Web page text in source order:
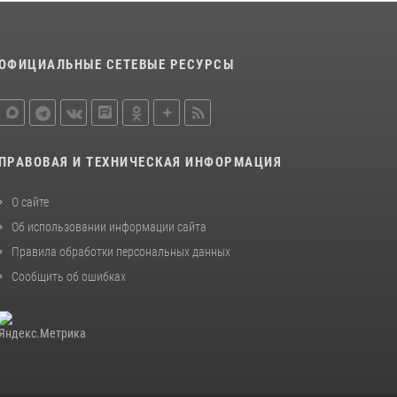
Росгвардейцы обеспечили правопорядок во
время крестного хода в Ярославской области
СЕТЕВЫЕ РЕСУРСЫ
ПРАВОВАЯ И ТЕХНИЧЕСКАЯ ИНФОРМАЦИЯ
О сайте
Об использовании информации сайта
Правила обработки персональных данных
Сообщить об ошибках